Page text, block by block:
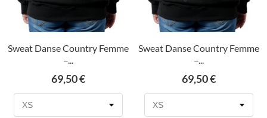
Sweat Danse Country Femme
–...
Prix
69,50 €
Sweat Danse Country Femme
–...
Prix
69,50 €